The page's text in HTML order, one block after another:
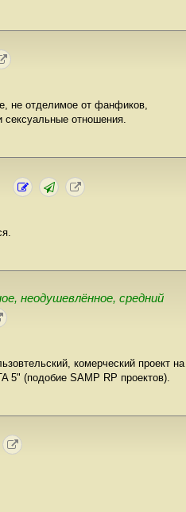
не отделимое от фанфиков,
отношения.
неодушевлённое, cредний
комерческий проект на
5" (подобие SAMP RP проектов).